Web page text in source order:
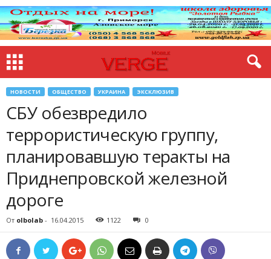
НОВОСТИ ОБЩЕСТВО УКРАИНА ЭКСКЛЮЗИВ
СБУ обезвредило
террористическую группу,
планировавшую теракты на
Приднепровской железной
дороге
От olbolab - 16.04.2015 1122 0